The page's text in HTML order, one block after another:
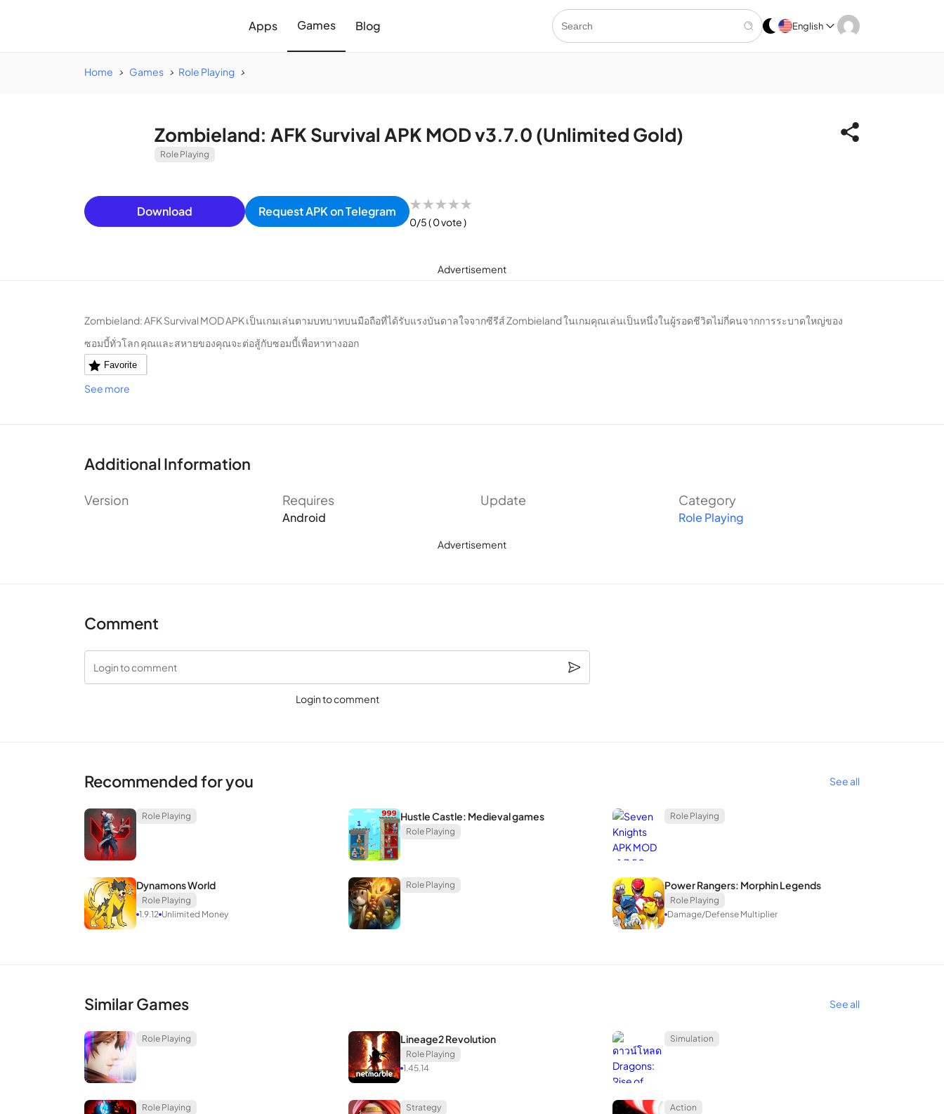
Apps Games Blog English
Home Games Role Playing
Zombieland: AFK Survival APK MOD v3.7.0 (Unlimited Gold)
Role Playing
Download Request APK on Telegram ★★★★★
0/5( 0 vote )
Advertisement
Zombieland: AFK Survival MOD APK เป็นเกมเล่นตามบทบาทบนมือถือที่ได้รับแรงบันดาลใจจากซีรีส์ Zombieland ในเกมคุณเล่นเป็นหนึ่งในผู้รอดชีวิตไม่กี่คนจากการระบาดใหญ่ของ
ซอมบี้ทั่วโลก คุณและสหายของคุณจะต่อสู้กับซอมบี้เพื่อหาทางออก
Favorite
See more
Additional Information
Version Requires
Android
Update Category
Role Playing
Advertisement
Comment
Login to comment
Login to comment
Recommended for you See all
Role Playing Hustle Castle: Medieval games
Role Playing
Role Playing
Dynamons World
Role Playing
1.9.12 Unlimited Money
Role Playing Power Rangers: Morphin Legends
Role Playing
Damage/Defense Multiplier
Similar Games See all
Role Playing Lineage2 Revolution
Role Playing
1.45.14
Simulation
Role Playing Strategy Action